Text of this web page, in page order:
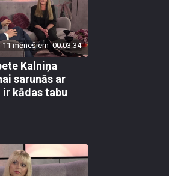
mēnešiem 00:03:34
Kalniņa
sarunās ar
kādas tabu